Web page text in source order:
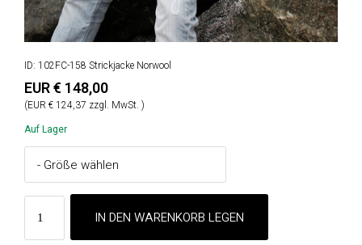
ID: 102FC-158 Strickjacke Norwool
EUR € 148,00
(EUR € 124,37 zzgl. MwSt. )
Auf Lager